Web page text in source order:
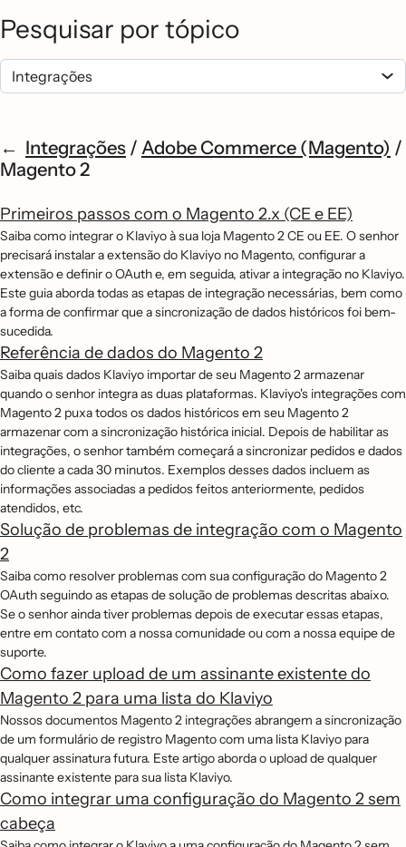
Pesquisar por tópico
Integrações / Adobe Commerce (Magento) /
Magento 2
Primeiros passos com o Magento 2.x (CE e EE)
Saiba como integrar o Klaviyo à sua loja Magento 2 CE ou EE. O senhor
precisará instalar a extensão do Klaviyo no Magento, configurar a
extensão e definir o OAuth e, em seguida, ativar a integração no Klaviyo.
Este guia aborda todas as etapas de integração necessárias, bem como
a forma de confirmar que a sincronização de dados históricos foi bem-
sucedida.
Referência de dados do Magento 2
Saiba quais dados Klaviyo importar de seu Magento 2 armazenar
quando o senhor integra as duas plataformas. Klaviyo's integrações com
Magento 2 puxa todos os dados históricos em seu Magento 2
armazenar com a sincronização histórica inicial. Depois de habilitar as
integrações, o senhor também começará a sincronizar pedidos e dados
do cliente a cada 30 minutos. Exemplos desses dados incluem as
informações associadas a pedidos feitos anteriormente, pedidos
atendidos, etc.
Solução de problemas de integração com o Magento
2
Saiba como resolver problemas com sua configuração do Magento 2
OAuth seguindo as etapas de solução de problemas descritas abaixo.
Se o senhor ainda tiver problemas depois de executar essas etapas,
entre em contato com a nossa comunidade ou com a nossa equipe de
suporte.
Como fazer upload de um assinante existente do
Magento 2 para uma lista do Klaviyo
Nossos documentos Magento 2 integrações abrangem a sincronização
de um formulário de registro Magento com uma lista Klaviyo para
qualquer assinatura futura. Este artigo aborda o upload de qualquer
assinante existente para sua lista Klaviyo.
Como integrar uma configuração do Magento 2 sem
cabeça